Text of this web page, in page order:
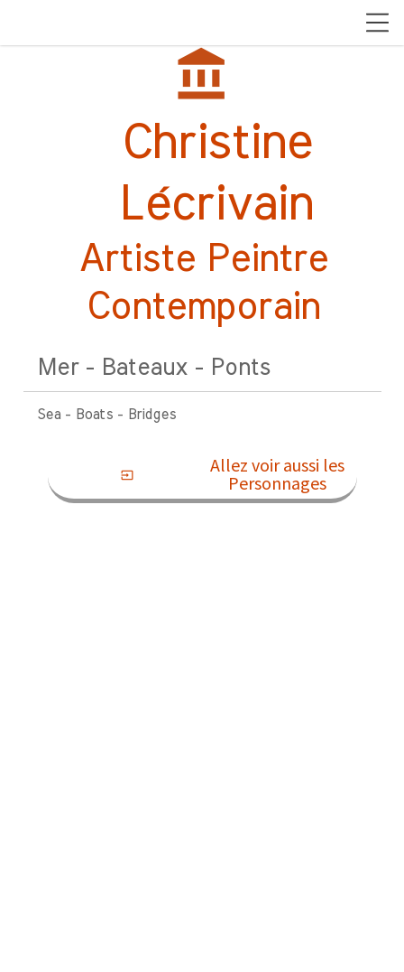
account_balance
Christine
Lécrivain
Artiste Peintre
Contemporain
Mer - Bateaux - Ponts
Sea - Boats - Bridges
input
Allez voir aussi les
Personnages